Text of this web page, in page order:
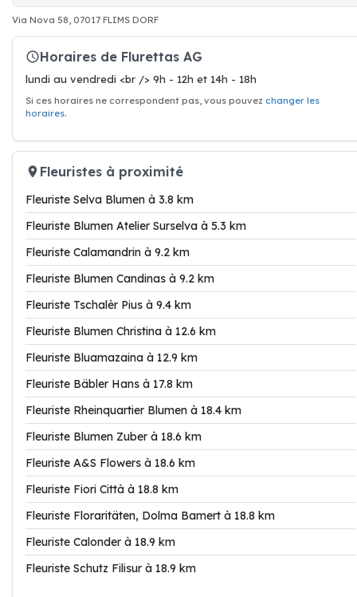
Via Nova 58, 07017 FLIMS DORF
Horaires de Flurettas AG
lundi au vendredi <br /> 9h - 12h et 14h - 18h
Si ces horaires ne correspondent pas, vous pouvez changer les
horaires.
Fleuristes à proximité
Fleuriste Selva Blumen à 3.8 km
Fleuriste Blumen Atelier Surselva à 5.3 km
Fleuriste Calamandrin à 9.2 km
Fleuriste Blumen Candinas à 9.2 km
Fleuriste Tschalèr Pius à 9.4 km
Fleuriste Blumen Christina à 12.6 km
Fleuriste Bluamazaina à 12.9 km
Fleuriste Bäbler Hans à 17.8 km
Fleuriste Rheinquartier Blumen à 18.4 km
Fleuriste Blumen Zuber à 18.6 km
Fleuriste A&S Flowers à 18.6 km
Fleuriste Fiori Città à 18.8 km
Fleuriste Floraritäten, Dolma Bamert à 18.8 km
Fleuriste Calonder à 18.9 km
Fleuriste Schutz Filisur à 18.9 km